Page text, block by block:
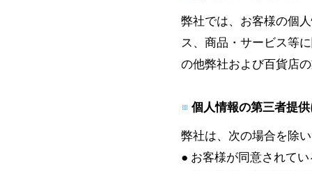
弊社では、お客様の個
ス、商品・サービス等
の他弊社および百貨店
個人情報の第三者提
弊社は、次の場合を除
● お客様が同意されて